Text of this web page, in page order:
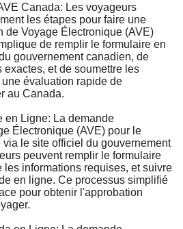
Canada: Les voyageurs
les étapes pour faire une
de Voyage Électronique (AVE)
de remplir le formulaire en
gouvernement canadien, de
et de soumettre les
évaluation rapide de
au Canada.
en Ligne: La demande
Électronique (AVE) pour le
le site officiel du gouvernement
peuvent remplir le formulaire
les informations requises, et suivre
en ligne. Ce processus simplifié
pour obtenir l'approbation